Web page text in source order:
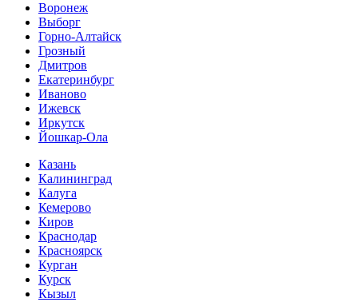
Воронеж
Выборг
Горно-Алтайск
Грозный
Дмитров
Екатеринбург
Иваново
Ижевск
Иркутск
Йошкар-Ола
Казань
Калининград
Калуга
Кемерово
Киров
Краснодар
Красноярск
Курган
Курск
Кызыл